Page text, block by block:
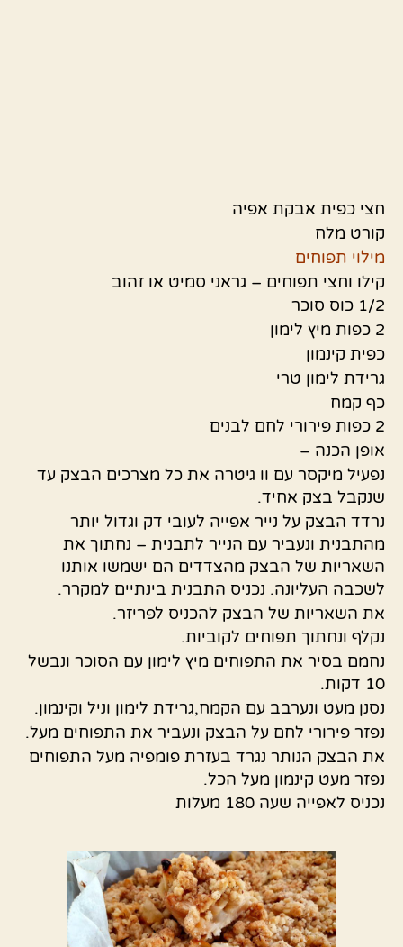
חצי כפית אבקת אפיה
קורט מלח
מילוי תפוחים
קילו וחצי תפוחים – גראני סמיט או זהוב
1/2 כוס סוכר
2 כפות מיץ לימון
כפית קינמון
גרידת לימון טרי
כף קמח
2 כפות פירורי לחם לבנים
אופן הכנה –
נפעיל מיקסר עם וו גיטרה את כל מצרכים הבצק עד
שנקבל בצק אחיד.
נרדד הבצק על נייר אפייה לעובי דק וגדול יותר
מהתבנית ונעביר עם הנייר לתבנית – נחתוך את
השאריות של הבצק מהצדדים הם ישמשו אותנו
לשכבה העליונה. נכניס התבנית בינתיים למקרר.
את השאריות של הבצק להכניס לפריזר.
נקלף ונחתוך תפוחים לקוביות.
נחמם בסיר את התפוחים מיץ לימון עם הסוכר ונבשל
10 דקות.
נסנן מעט ונערבב עם הקמח,גרידת לימון וניל וקינמון.
נפזר פירורי לחם על הבצק ונעביר את התפוחים מעל.
את הבצק הנותר נגרד בעזרת פומפיה מעל התפוחים
נפזר מעט קינמון מעל הכל.
נכניס לאפייה שעה 180 מעלות